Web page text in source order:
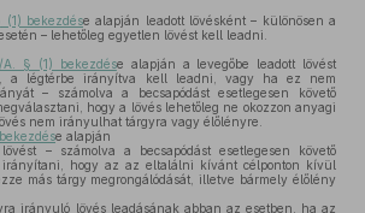
(1) bekezdése alapján leadott lövésként – különösen a
– lehetőleg egyetlen lövést kell leadni.
A. § (1) bekezdése alapján a levegőbe leadott lövést
a légtérbe irányítva kell leadni, vagy ha ez nem
– számolva a becsapódást esetlegesen követő
hogy a lövés lehetőleg ne okozzon anyagi
nem irányulhat tárgyra vagy élőlényre.
e alapján
– számolva a becsapódást esetlegesen követő
hogy az az eltalálni kívánt célponton kívül
más tárgy megrongálódását, illetve bármely élőlény
irányuló lövés leadásának abban az esetben, ha az